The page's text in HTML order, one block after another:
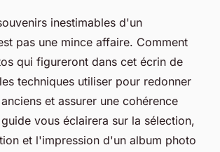
inestimables d'un
pas une mince affaire. Comment
qui figureront dans cet écrin de
techniques utiliser pour redonner
et assurer une cohérence
vous éclairera sur la sélection,
et l'impression d'un album photo